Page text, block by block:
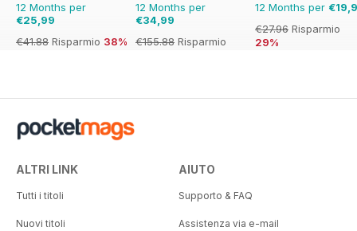
12 Months per
€25,99
€41.88 Risparmio 38%
12 Months per
€34,99
€155.88 Risparmio
12 Months per
€27.96 Risparmio
29%
ALTRI LINK
Tutti i titoli
Nuovi titoli
AIUTO
Supporto & FAQ
Assistenza via e-mail